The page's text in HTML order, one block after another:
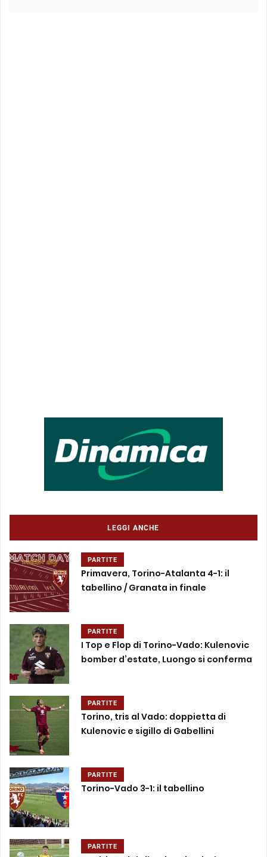
LEGGI ANCHE
PARTITE
Primavera, Torino-Atalanta 4-1: il
tabellino / Granata in finale
PARTITE
I Top e Flop di Torino-Vado: Kulenovic
bomber d’estate, Luongo si conferma
PARTITE
Torino, tris al Vado: doppietta di
Kulenovic e sigillo di Gabellini
PARTITE
Torino-Vado 3-1: il tabellino
PARTITE